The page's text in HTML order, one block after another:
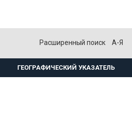
Расширенный поиск А-Я
ГЕОГРАФИЧЕСКИЙ УКАЗАТЕЛЬ